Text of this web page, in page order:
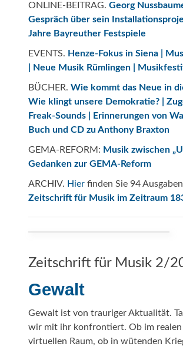
ONLINE-BEITRAG. Georg
Gespräch über sein
Jahre Bayreuther Festspiele
EVENTS. Henze-Fokus in Siena |
| Neue Musik Rümlingen |
BÜCHER. Wie kommt das Neue in
Wie klingt unsere Demokratie? |
Freak-Sounds
| Erinnerungen von
Buch und CD zu Anthony Braxton
GEMA-REFORM: Musik zwischen
Gedanken zur GEMA-Reform
ARCHIV. Hier finden Sie 94
Zeitschrift für Musik im Zeitraum
Zeitschrift für Musik 2/
Gewalt
Gewalt ist von trauriger Aktualität.
wir mit ihr konfrontiert. Ob im realen
virtuellen Raum, ob in wütenden